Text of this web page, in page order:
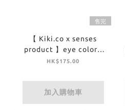
售完
【 Kiki.co x senses
product 】eye color -
useful grow eye color
HK$175.00
加入購物車